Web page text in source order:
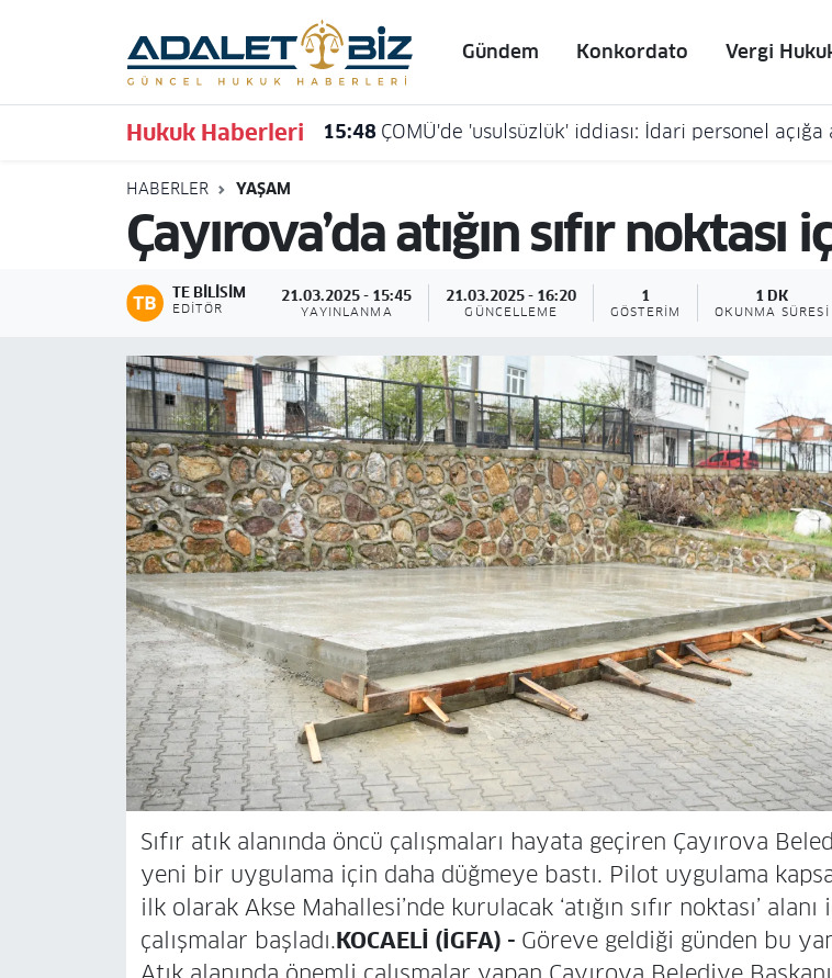
Gündem Konkordato Vergi
Hukuk Haberleri 15:48 ÇOMÜ'de 'usulsüzlük' iddiası: İdari personel açığa
HABERLER YAŞAM
Çayırova’da atığın sıfır noktası
TE BILISIM
EDITÖR
21.03.2025 - 15:45
YAYINLANMA
21.03.2025 - 16:20
GÜNCELLEME
1
GÖSTERIM
1 DK
OKUNMA SÜRESI
Sıfır atık alanında öncü çalışmaları hayata geçiren Çayırova
yeni bir uygulama için daha düğmeye bastı. Pilot uygulama
ilk olarak Akse Mahallesi’nde kurulacak ‘atığın sıfır noktası’ alanı
çalışmalar başladı.KOCAELİ (İGFA) - Göreve geldiği günden bu
Hava Durumu
Trafik Durumu
Süper Lig Puan Durumu ve Fikstür
Tüm Manşetler
Son Dakika Haberleri
Haber Arşivi